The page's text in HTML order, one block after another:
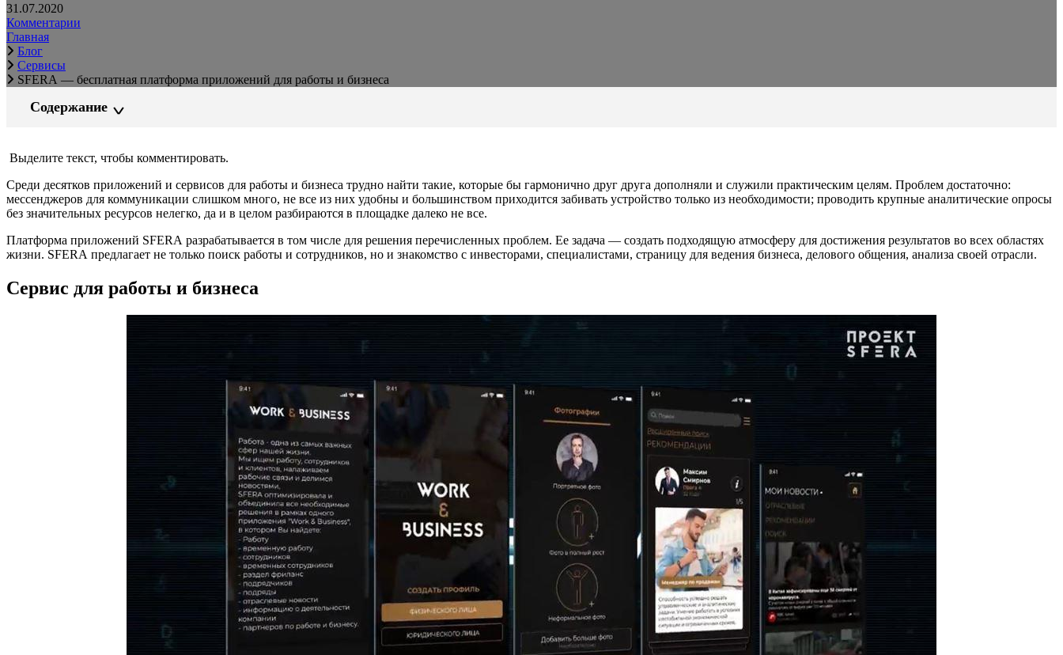
31.07.2020
Комментарии
Главная
Блог
Сервисы
SFERA — бесплатная платформа приложений для работы и бизнеса
Содержание
Выделите текст, чтобы комментировать.
Среди десятков приложений и сервисов для работы и бизнеса трудно найти такие, которые бы гармонично друг друга дополняли и служили практическим целям. Проблем достаточно:
мессенджеров для коммуникации слишком много, не все из них удобны и большинством приходится забивать устройство только из необходимости; проводить крупные аналитические опросы
без значительных ресурсов нелегко, да и в целом разбираются в площадке далеко не все.
Платформа приложений SFERA разрабатывается в том числе для решения перечисленных проблем. Ее задача — создать подходящую атмосферу для достижения результатов во всех областях
жизни. SFERA предлагает не только поиск работы и сотрудников, но и знакомство с инвесторами, специалистами, страницу для ведения бизнеса, делового общения, анализа своей отрасли.
Сервис для работы и бизнеса